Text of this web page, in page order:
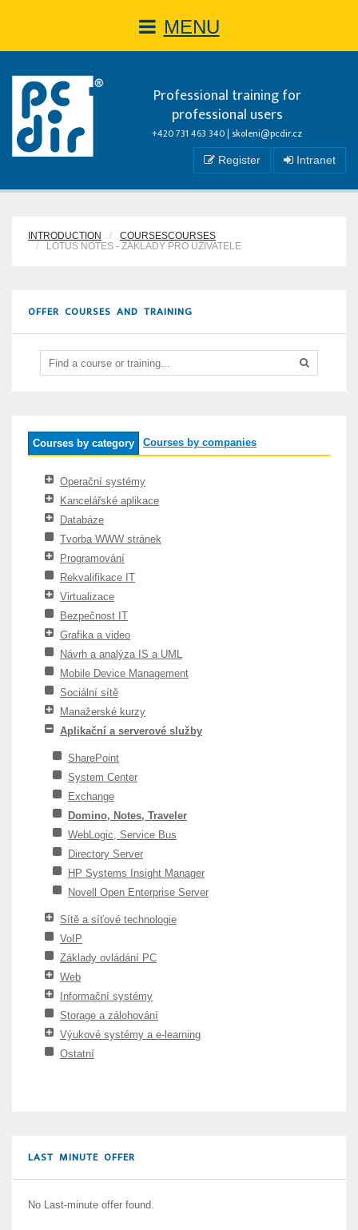
MENU
Professional training for
professional users
+420 731 463 340 | skoleni@pcdir.cz
Register Intranet
INTRODUCTION
COURSESCOURSES
LOTUS NOTES - ZÁKLADY PRO UŽIVATELE
OFFER COURSES AND TRAINING
Courses by category Courses by companies
Operační systémy
Kancelářské aplikace
Databáze
Tvorba WWW stránek
Programování
Rekvalifikace IT
Virtualizace
Bezpečnost IT
Grafika a video
Návrh a analýza IS a UML
Mobile Device Management
Sociální sítě
Manažerské kurzy
Aplikační a serverové služby
SharePoint
System Center
Exchange
Domino, Notes, Traveler
WebLogic, Service Bus
Directory Server
HP Systems Insight Manager
Novell Open Enterprise Server
Sítě a síťové technologie
VoIP
Základy ovládání PC
Web
Informační systémy
Storage a zálohování
Výukové systémy a e-learning
Ostatní
LAST MINUTE OFFER
No Last-minute offer found.